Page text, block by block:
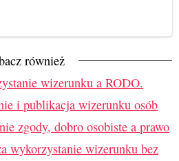
również
wizerunku a RODO.
i publikacja wizerunku osób
zgody, dobro osobiste a prawo
wykorzystanie wizerunku bez